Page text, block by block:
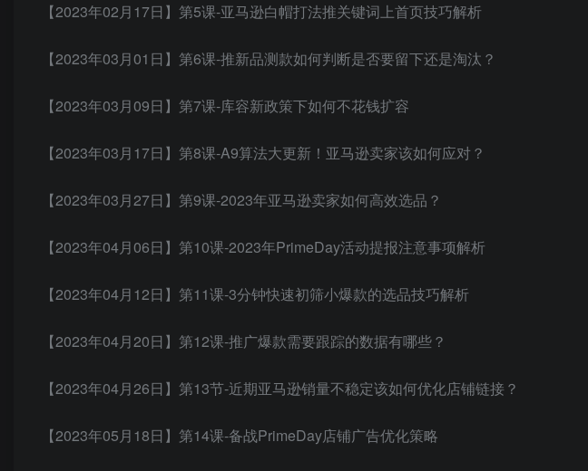
【2023年02月17日】第5课-亚马逊白帽打法推关键词上首页技巧解析
【2023年03月01日】第6课-推新品测款如何判断是否要留下还是淘汰？
【2023年03月09日】第7课-库容新政策下如何不花钱扩容
【2023年03月17日】第8课-A9算法大更新！亚马逊卖家该如何应对？
【2023年03月27日】第9课-2023年亚马逊卖家如何高效选品？
【2023年04月06日】第10课-2023年PrimeDay活动提报注意事项解析
【2023年04月12日】第11课-3分钟快速初筛小爆款的选品技巧解析
【2023年04月20日】第12课-推广爆款需要跟踪的数据有哪些？
【2023年04月26日】第13节-近期亚马逊销量不稳定该如何优化店铺链接？
【2023年05月18日】第14课-备战PrimeDay店铺广告优化策略